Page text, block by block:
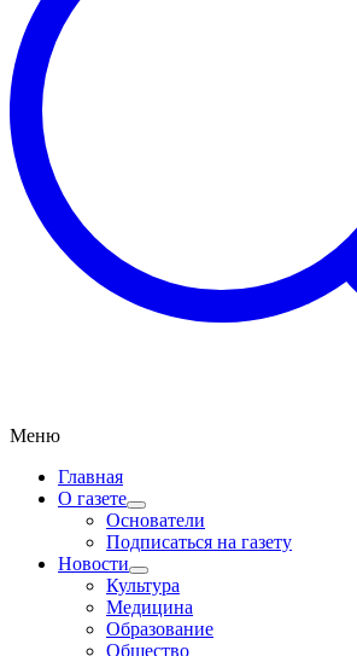
Меню
Главная
О газете
Основатели
Подписаться на газету
Новости
Культура
Медицина
Образование
Общество